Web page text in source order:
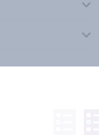
vorbehalten.